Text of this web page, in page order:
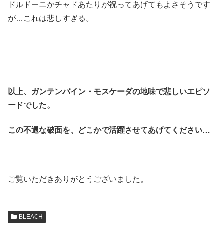
ドルドーニかチャドあたりが祝ってあげてもよさそうです
が…これは悲しすぎる。
以上、ガンテンバイン・モスケーダの地味で悲しいエピソ
ードでした。
この不遇な破面を、どこかで活躍させてあげてください…
ご覧いただきありがとうございました。
BLEACH